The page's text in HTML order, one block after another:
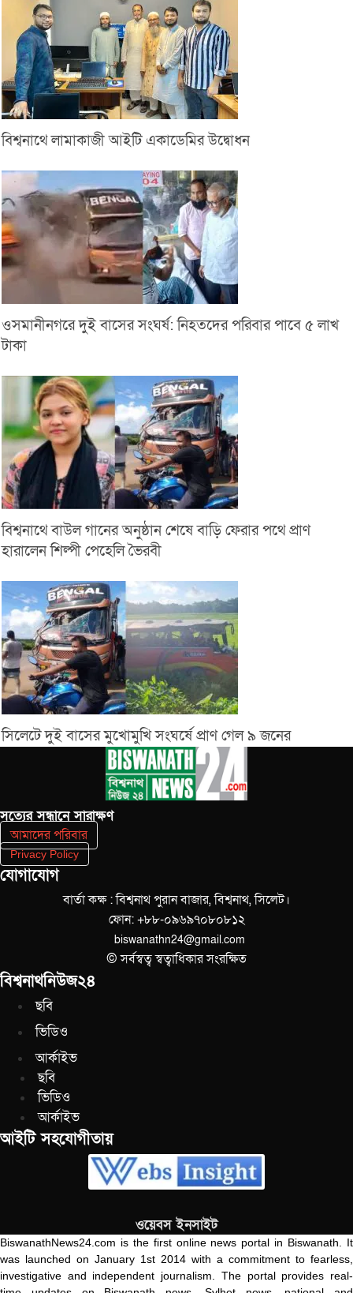
বিশ্বনাথে লামাকাজী আইটি একাডেমির উদ্বোধন
ওসমানীনগরে দুই বাসের সংঘর্ষ: নিহতদের পরিবার পাবে ৫ লাখ
টাকা
বিশ্বনাথে বাউল গানের অনুষ্ঠান শেষে বাড়ি ফেরার পথে প্রাণ
হারালেন শিল্পী পেহেলি ভৈরবী
সিলেটে দুই বাসের মুখোমুখি সংঘর্ষে প্রাণ গেল ৯ জনের
সত‌্যের সন্ধানে সারাক্ষণ
আমাদের পরিবার
Privacy Policy
যোগাযোগ
বার্তা কক্ষ : বিশ্বনাথ পুরান বাজার, বিশ্বনাথ, সিলেট।
ফোন: +৮৮-০৯৬৯৭০৮০৮১২
biswanathn24@gmail.com
© সর্বস্বত্ব স্বত্বাধিকার সংরক্ষিত
বিশ্বনাথনিউজ২৪
ছবি
ভিডিও
আর্কাইভ
ছবি
ভিডিও
আর্কাইভ
আইটি সহযোগীতায়
ওয়েবস ইনসাইট
BiswanathNews24.com is the first online news portal in Biswanath. It
was launched on January 1st 2014 with a commitment to fearless,
investigative and independent journalism. The portal provides real-